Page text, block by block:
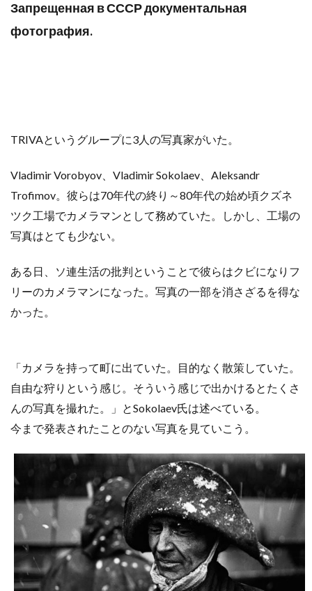
Запрещенная в СССР документальная
фотография.
TRIVAというグループに3人の写真家がいた。
Vladimir Vorobyov、Vladimir Sokolaev、Aleksandr
Trofimov。彼らは70年代の終り～80年代の始め頃クズネ
ツク工場でカメラマンとして務めていた。しかし、工場の
写真はとても少ない。
ある日、ソ連生活の批判ということで彼らはクビになりフ
リーのカメラマンになった。写真の一部を消さざるを得な
かった。
「カメラを持って町に出ていた。目的なく散策していた。
自由な狩りという感じ。そういう感じで出かけるとたくさ
んの写真を撮れた。」とSokolaev氏は述べている。
今まで発表されたことのない写真を見ていこう。